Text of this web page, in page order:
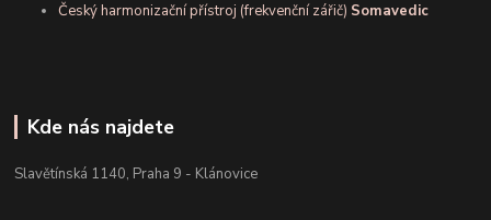
Český harmonizační přístroj (frekvenční zářič) Somavedic
Kde nás najdete
Slavětínská 1140, Praha 9 - Klánovice